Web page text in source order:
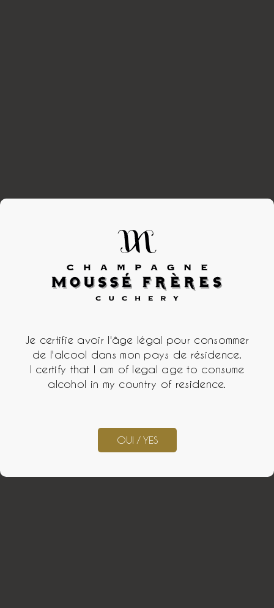
Je certifie avoir l'âge légal pour consommer
de l'alcool dans mon pays de résidence.
I certify that I am of legal age to consume
alcohol in my country of residence.
OUI / YES